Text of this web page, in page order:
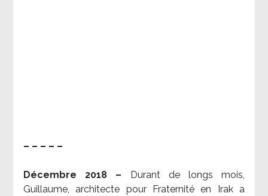
– – – – –
Décembre 2018 –
Durant de longs mois,
Guillaume, architecte pour Fraternité en Irak a